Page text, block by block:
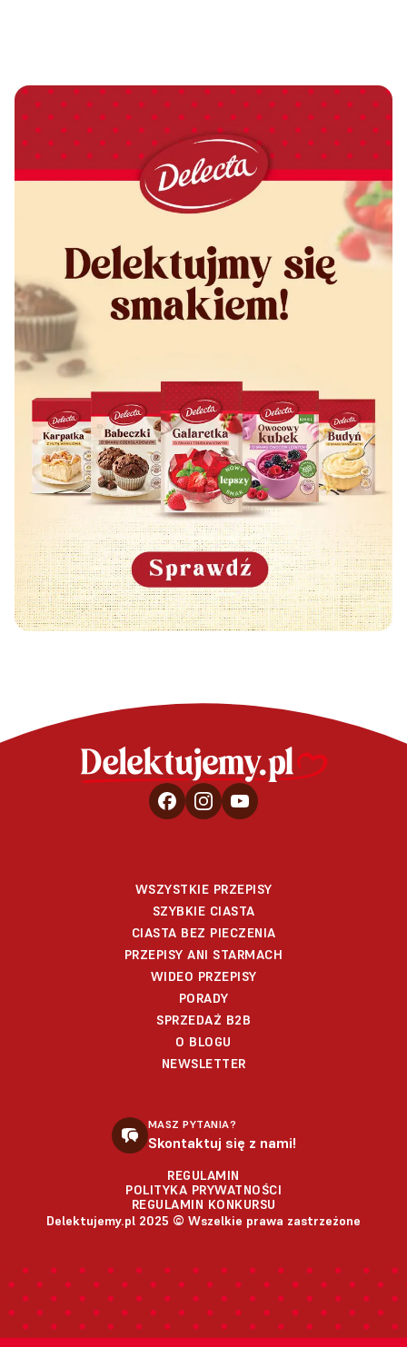
WSZYSTKIE PRZEPISY
SZYBKIE CIASTA
CIASTA BEZ PIECZENIA
PRZEPISY ANI STARMACH
WIDEO PRZEPISY
PORADY
SPRZEDAŻ B2B
O BLOGU
NEWSLETTER
MASZ PYTANIA?
Skontaktuj się z nami!
REGULAMIN
POLITYKA PRYWATNOŚCI
REGULAMIN KONKURSU
Delektujemy.pl 2025 © Wszelkie prawa zastrzeżone